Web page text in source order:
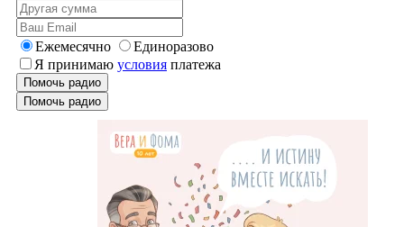
Ежемесячно
Единоразово
Я принимаю условия платежа
Помочь радио
Помочь радио